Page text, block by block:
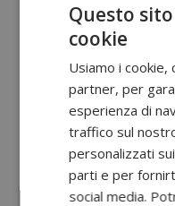
Concorso
ricettario
Oppure,
concorsi con
Questo
cookie
Usiamo i
partner, per
esperienza di
traffico sul
personalizzati
parti e per
social media.